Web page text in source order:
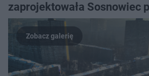
zaprojektowała Sosnowiec